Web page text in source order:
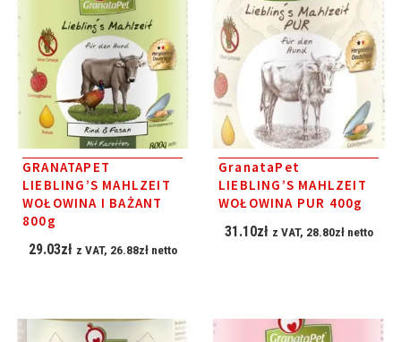
GRANATAPET
LIEBLING’S MAHLZEIT
WOŁOWINA I BAŻANT
800g
29.03zł z VAT, 26.88złnetto
GranataPet
LIEBLING’S MAHLZEIT
WOŁOWINA PUR 400g
31.10zł z VAT, 28.80złnetto